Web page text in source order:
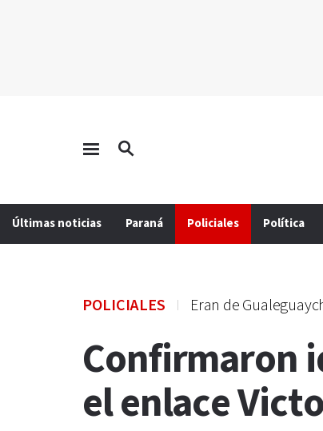
Últimas noticias Paraná Policiales Política
POLICIALES Eran de
Confirmaron
el enlace